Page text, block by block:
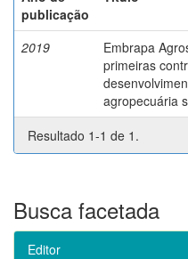
publicação
2019
Embrapa
primeiras
agropecuária
Resultado 1-1 de 1.
Busca facetada
Editor